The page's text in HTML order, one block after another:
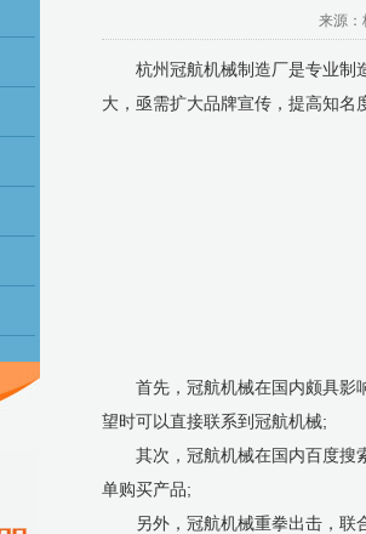
来源：
杭州冠航机械制造厂是专业制造
大，亟需扩大品牌宣传，提高知
首先，冠航机械在国内颇具影响
望时可以直接联系到冠航机械;
其次，冠航机械在国内百度搜索
单购买产品;
另外，冠航机械重拳出击，联